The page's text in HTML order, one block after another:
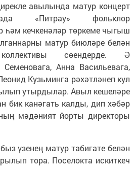
авылында матур концерт
«Питрау» фольклор
һәм кечкенәләр төркеме чыгыш
матур биюләре белән
сөендерде. Ә
Анна Васильевага,
Кузьминга рәхәтләнеп кул
утырдылар. Авыл кешеләре
бик канәгать калды, дип хәбәр
мәдәният йорты директоры
үзенең матур табигате белән
тора. Поселокта искиткеч